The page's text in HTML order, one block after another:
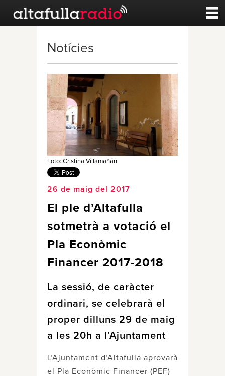
Esports
Noticies
Qui Som
Notícies
Foto: Cristina Villamañán
26 de maig del 2017
El ple d’Altafulla
sotmetrà a votació el
Pla Econòmic
Financer 2017-2018
La sessió, de caràcter
ordinari, se celebrarà el
proper dilluns 29 de maig
a les 20h a l’Ajuntament
L’Ajuntament d’Altafulla aprovarà
el Pla Econòmic Financer (PEF)